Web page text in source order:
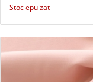
Stoc epuizat